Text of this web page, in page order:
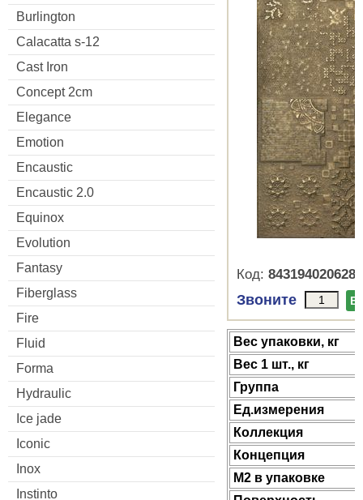
Burlington
Calacatta s-12
Cast Iron
Concept 2cm
Elegance
Emotion
Encaustic
Encaustic 2.0
Equinox
Evolution
Fantasy
Fiberglass
Fire
Fluid
Forma
Hydraulic
Ice jade
Iconic
Inox
Instinto
Код: 8431940206283
Звоните В
Веc упаковки, кг
Вес 1 шт., кг
Группа
Ед.измерения
Коллекция
Концепция
М2 в упаковке